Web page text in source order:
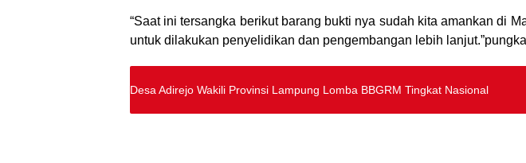
“Saat ini tersangka berikut barang bukti nya sudah kita amankan di
untuk dilakukan penyelidikan dan pengembangan lebih
Desa Adirejo Wakili Provinsi Lampung Lomba BBGRM Tingkat Nasional